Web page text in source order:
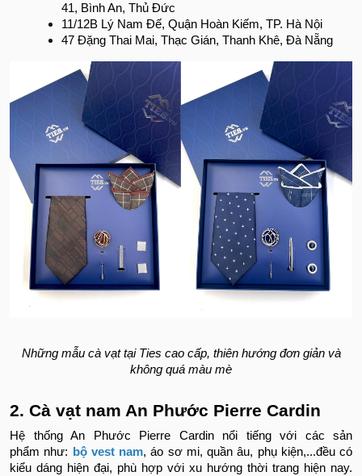
41, Bình An, Thủ Đức
11/12B Lý Nam Đế, Quận Hoàn Kiếm, TP. Hà Nội
47 Đặng Thai Mai, Thạc Gián, Thanh Khê, Đà Nẵng
Những mẫu cà vạt tại Ties cao cấp, thiên hướng đơn giản và
không quá màu mè
2. Cà vạt nam An Phước Pierre Cardin
Hệ thống An Phước Pierre Cardin nổi tiếng với các sản
phẩm như:
bộ vest nam, áo sơ mi, quần âu, phụ kiện,...đều có
kiểu dáng hiện đại, phù hợp với xu hướng thời trang hiện nay.